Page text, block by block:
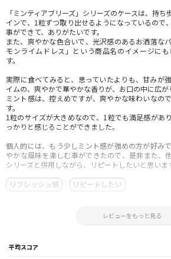
「ミンティアブリーズ」シリーズのケースは、持
インで、1粒ずつ取り出せるようになっているので
事ができて、ありがたいです。
また、爽やかな色合いで、光沢感のあるお洒落な
モンライムドレス」という商品名のイメージに
す。
実際に食べてみると、思っていたよりも、甘みが
イムの、爽やかで華やかな香りが、お口の中に広が
ミント感は、控えめですが、爽やかな味わいなの
す。
1粒のサイズが大きめなので、1粒でも満足感があ
っかりと感じることができました。
個人的には、もう少しミント感が強めの方が好み
やかな風味を楽しむ事ができたので、是非また、
シリーズと併用しながら、リピートしたいと思いま
リフレッシュ感
リピートしたい
レビューをもっと見る
平均スコア